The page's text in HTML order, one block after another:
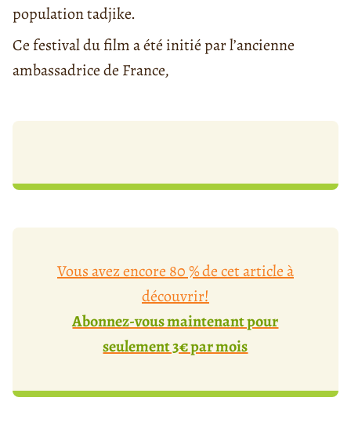
population tadjike.
Ce festival du film a été initié par l’ancienne
ambassadrice de France,
Vous avez encore 80 % de cet article à
découvrir!
Abonnez-vous maintenant pour
seulement 3€ par mois